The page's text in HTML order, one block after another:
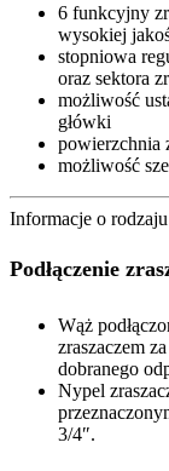
6 funkcyjny
wysokiej
stopniowa
oraz sektora
możliwość
główki
powierzchnia
możliwość
Informacje o rodzaju
Podłączenie
Wąż
zraszaczem
dobranego
Nypel
3/4″.